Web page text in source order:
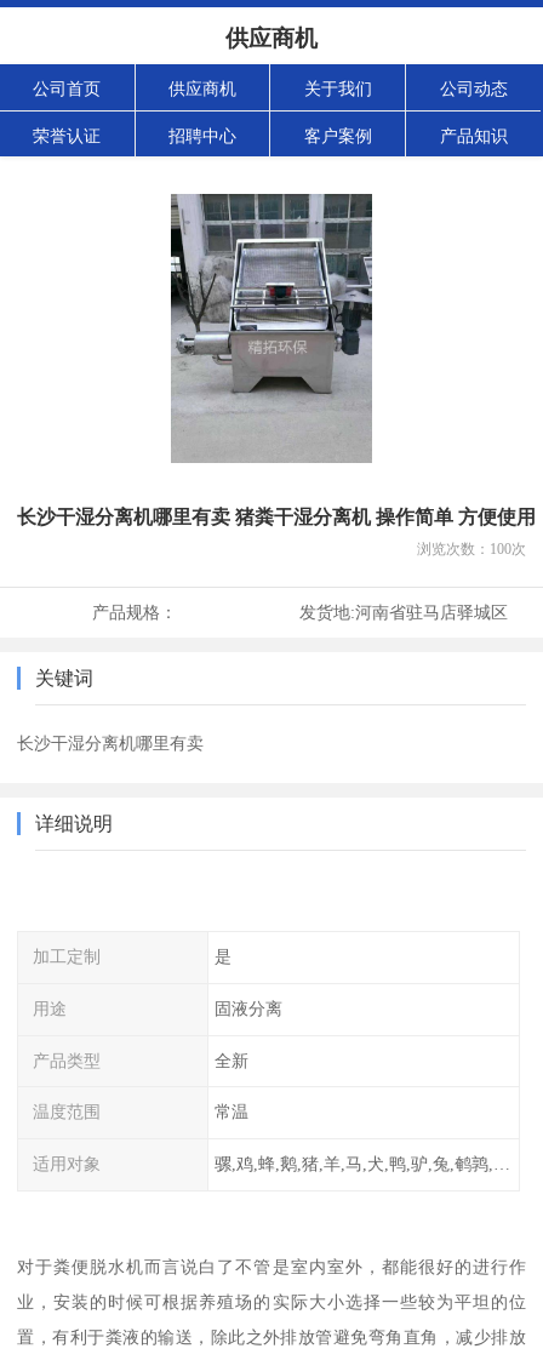
供应商机
公司首页 供应商机 关于我们 公司动态
荣誉认证 招聘中心 客户案例 产品知识
长沙干湿分离机哪里有卖 猪粪干湿分离机 操作简单 方便使用
浏览次数： 100次
产品规格： 发货地:河南省驻马店驿城区
关键词
长沙干湿分离机哪里有卖
详细说明
加工定制 是
用途 固液分离
产品类型 全新
温度范围 常温
适用对象 骡,鸡,蜂,鹅,猪,羊,马,犬,鸭,驴,兔,鹌鹑,牛,鸽
对于粪便脱水机而言说白了不管是室内室外，都能很好的进行作
业，安装的时候可根据养殖场的实际大小选择一些较为平坦的位
置，有利于粪液的输送，除此之外排放管避免弯角直角，减少排放